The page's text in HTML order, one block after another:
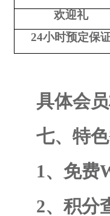
欢迎礼
24小时预定保
具体会
七、特
1、免费
2、积分